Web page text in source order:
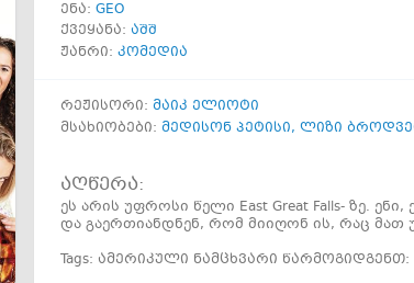
ენა: GEO
ქვეყანა: აშშ
ჟანრი: კომედია
რეჟისორი: მაიკ ელიოტი
მსახიობები: მედისონ პეტისი, ლიზი
აღწერა:
ეს არის უფროსი წელი East Great Falls- ზე.
და გაერთიანდნენ, რომ მიიღონ ის, რაც
Tags: ამერიკული ნამცხვარი წარმოგიდგენთ: